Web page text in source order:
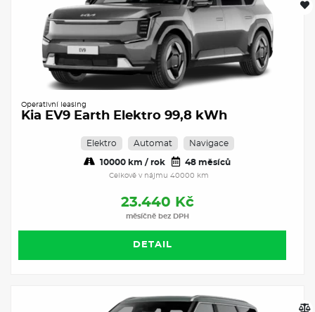
Operativní leasing
Kia EV9 Earth Elektro 99,8 kWh
Elektro Automat Navigace
10000 km / rok 48 měsíců
Celkově v nájmu 40000 km
23.440 Kč
měsíčně bez DPH
DETAIL